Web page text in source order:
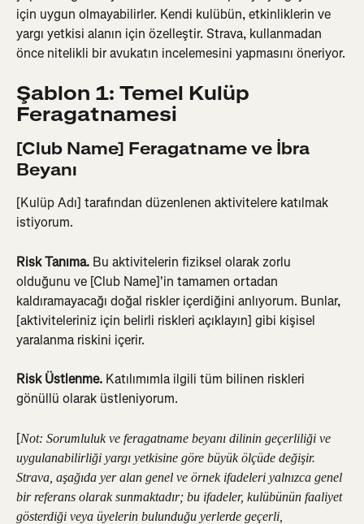
için uygun olmayabilirler. Kendi kulübün, etkinliklerin ve
yargı yetkisi alanın için özelleştir. Strava, kullanmadan
önce nitelikli bir avukatın incelemesini yapmasını öneriyor.
Şablon 1: Temel Kulüp
Feragatnamesi
[Club Name] Feragatname ve İbra
Beyanı
[Kulüp Adı] tarafından düzenlenen aktivitelere katılmak
istiyorum.
Risk Tanıma. Bu aktivitelerin fiziksel olarak zorlu
olduğunu ve [Club Name]'in tamamen ortadan
kaldıramayacağı doğal riskler içerdiğini anlıyorum. Bunlar,
[aktiviteleriniz için belirli riskleri açıklayın] gibi kişisel
yaralanma riskini içerir.
Risk Üstlenme. Katılımımla ilgili tüm bilinen riskleri
gönüllü olarak üstleniyorum.
[Not: Sorumluluk ve feragatname beyanı dilinin geçerliliği ve
uygulanabilirliği yargı yetkisine göre büyük ölçüde değişir.
Strava, aşağıda yer alan genel ve örnek ifadeleri yalnızca genel
bir referans olarak sunmaktadır; bu ifadeler, kulübünün faaliyet
gösterdiği veya üyelerin bulunduğu yerlerde geçerli,